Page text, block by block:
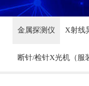
金属探测仪 X射线
断针/检针X光机（服